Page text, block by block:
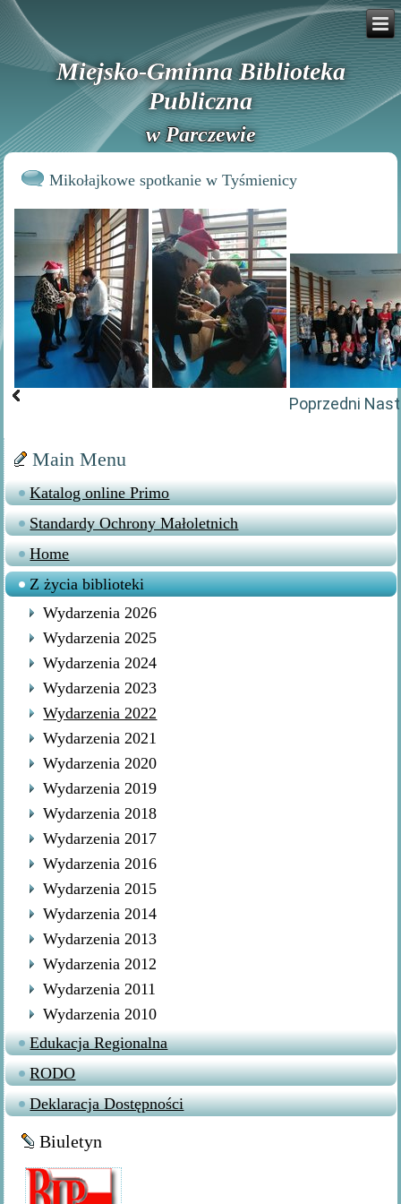
Miejsko-Gminna Biblioteka
Publiczna
w Parczewie
Mikołajkowe spotkanie w Tyśmienicy
Poprzedni
Main Menu
Katalog online Primo
Standardy Ochrony Małoletnich
Home
Z życia biblioteki
Wydarzenia 2026
Wydarzenia 2025
Wydarzenia 2024
Wydarzenia 2023
Wydarzenia 2022
Wydarzenia 2021
Wydarzenia 2020
Wydarzenia 2019
Wydarzenia 2018
Wydarzenia 2017
Wydarzenia 2016
Wydarzenia 2015
Wydarzenia 2014
Wydarzenia 2013
Wydarzenia 2012
Wydarzenia 2011
Wydarzenia 2010
Edukacja Regionalna
RODO
Deklaracja Dostępności
Biuletyn